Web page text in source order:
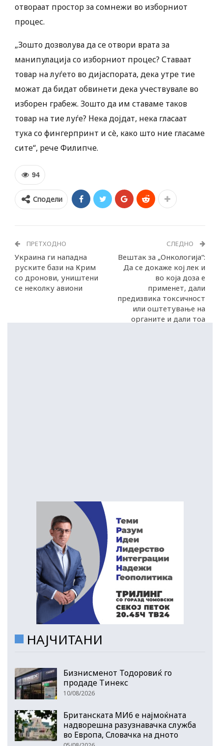
отвораат простор за сомнежи во изборниот
процес.
„Зошто дозволува да се отвори врата за
манипулација со изборниот процес? Ставаат
товар на луѓето во дијаспората, дека утре тие
можат да бидат обвинети дека учествувале во
изборен грабеж. Зошто да им ставаме таков
товар на тие луѓе? Нека дојдат, нека гласаат
тука со фингерпринт и сè, како што ние гласаме
сите“, рече Филипче.
94
Сподели
ПРЕТХОДНО
Украина ги нападна
руските бази на Крим
со дронови, уништени
се неколку авиони
СЛЕДНО
Вештак за „Онкологија“:
Да се докаже кој лек и
во која доза е
применет, дали
предизвика токсичност
или оштетување на
органите и дали тоа
НАЈЧИТАНИ
Бизнисменот Тодоровиќ го
продаде Тинекс
10/08/2026
Британската МИ6 е најмоќната
надворешна разузнавачка служба
во Европа, Словачка на дното